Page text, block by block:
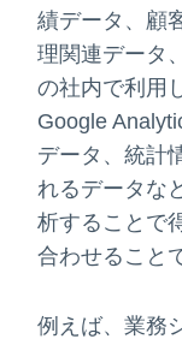
績データ、顧
理関連データ
の社内で利用
Google
データ、統計
れるデータな
析することで
合わせること
例えば、業務